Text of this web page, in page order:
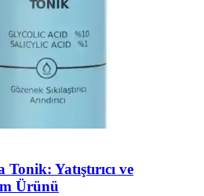
Yatıştırıcı ve
Ürünü